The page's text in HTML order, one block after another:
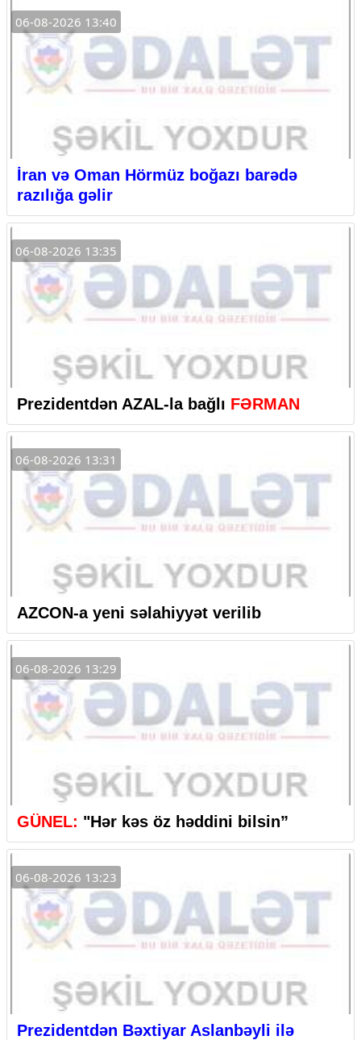
06-08-2026 13:40
İran və Oman Hörmüz boğazı barədə
razılığa gəlir
06-08-2026 13:35
Prezidentdən AZAL-la bağlı FƏRMAN
06-08-2026 13:31
AZCON-a yeni səlahiyyət verilib
06-08-2026 13:29
GÜNEL: "Hər kəs öz həddini bilsin”
06-08-2026 13:23
Prezidentdən Bəxtiyar Aslanbəyli ilə